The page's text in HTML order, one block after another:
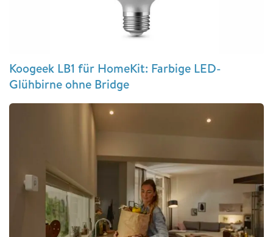
Koogeek LB1 für HomeKit: Farbige LED-
Glühbirne ohne Bridge